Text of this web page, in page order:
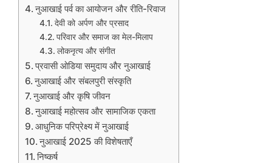
नुआखाई पर्व का आयोजन और रीति-रिवाज
देवी को अर्पण और प्रसाद
परिवार और समाज का मेल-मिलाप
लोकनृत्य और संगीत
प्रवासी ओडिया समुदाय और नुआखाई
नुआखाई और संबलपुरी संस्कृति
नुआखाई और कृषि जीवन
नुआखाई महोत्सव और सामाजिक एकता
आधुनिक परिप्रेक्ष्य में नुआखाई
नुआखाई 2025 की विशेषताएँ
निष्कर्ष